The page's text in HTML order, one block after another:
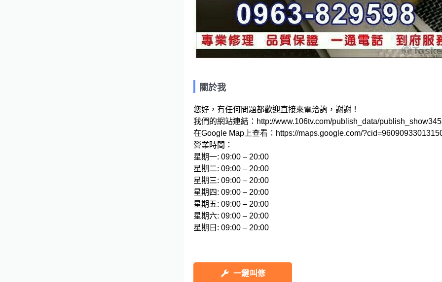
關於我
您好，有任何問題都歡迎直接來電洽詢，謝謝！
我們的網站連結：http://www.106tv.com/publish_data/
在Google Map上查看：https://maps.google.com/
營業時間：
星期一: 09:00 – 20:00
星期二: 09:00 – 20:00
星期三: 09:00 – 20:00
星期四: 09:00 – 20:00
星期五: 09:00 – 20:00
星期六: 09:00 – 20:00
一鍵叫修